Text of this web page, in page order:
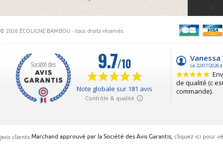
© 2026 ÉCOLIGNE BAMBOU - tous droits réservés
Marchand approuvé par la Société des Avis Garantis,cliquez ici pour